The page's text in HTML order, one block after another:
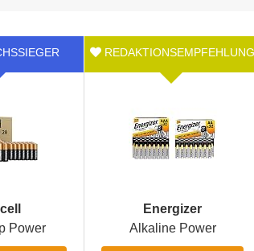
Energizer
Power
Alkaline Power